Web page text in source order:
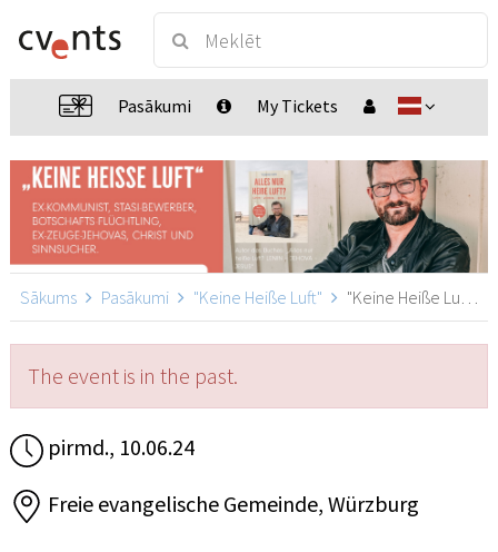
Pasākumi My Tickets
Sākums Pasākumi "Keine Heiße Luft" "Keine Heiße Luft", Würzburg
The event is in the past.
pirmd., 10.06.24
Freie evangelische Gemeinde, Würzburg